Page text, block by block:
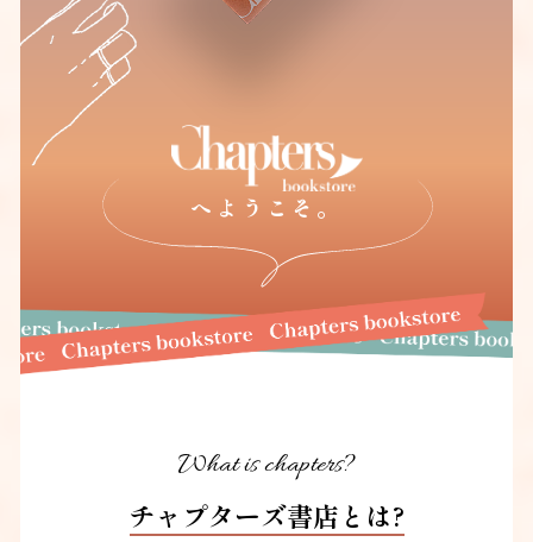
へようこそ。
What is chapters?
チャプターズ書店とは?